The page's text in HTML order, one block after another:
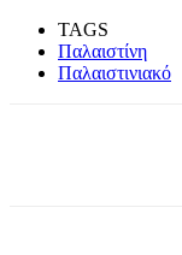
TAGS
Παλαιστίνη
Παλαιστινιακό